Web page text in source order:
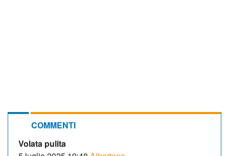
COMMENTI
Volata pulita